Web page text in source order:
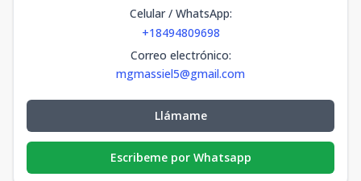
Celular / WhatsApp:
+18494809698
Correo electrónico:
mgmassiel5@gmail.com
Llámame
Escribeme por Whatsapp